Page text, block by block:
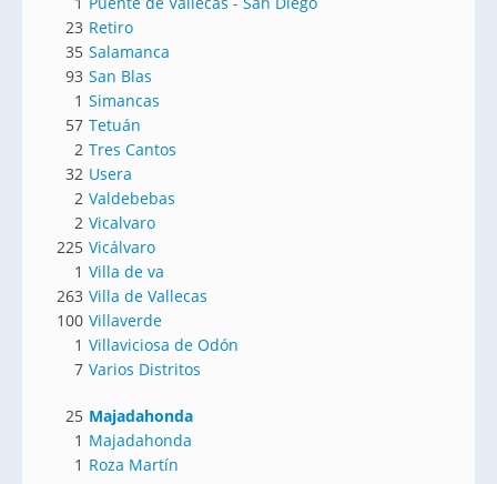
23 Retiro
35 Salamanca
93 San Blas
1 Simancas
57 Tetuán
2 Tres Cantos
32 Usera
2 Valdebebas
2 Vicalvaro
225 Vicálvaro
1 Villa de va
263 Villa de Vallecas
100 Villaverde
1 Villaviciosa de Odón
7 Varios Distritos
25 Majadahonda
1 Majadahonda
1 Roza Martín